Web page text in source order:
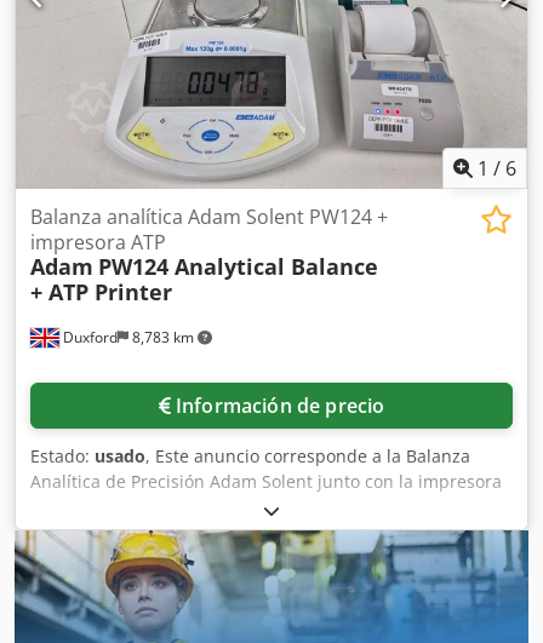
1 / 6
Duxford 8,783 km
Balanza analítica Adam Solent PW124 +
impresora ATP
Adam PW124 Analytical Balance
+ ATP Printer
Información de precio
Estado: usado, Este anuncio corresponde a la Balanza
Analítica de Precisión Adam Solent junto con la impresora
Adam ATP. La unidad se encuentra en pleno
funcionamiento y está lista para su uso inmediato. La
balanza analítica Adam PW124 es un instrumento
confiable y preciso, diseñado para tareas que requieren
alta exactitud, como análisis químicos, formulaciones y
control de calidad. Combina facilidad de uso,